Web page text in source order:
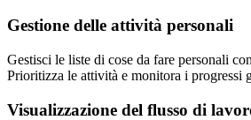
Gestione delle attività personali
Gestisci le liste di cose da fare personali
Prioritizza le attività e monitora i progressi
Visualizzazione del flusso di